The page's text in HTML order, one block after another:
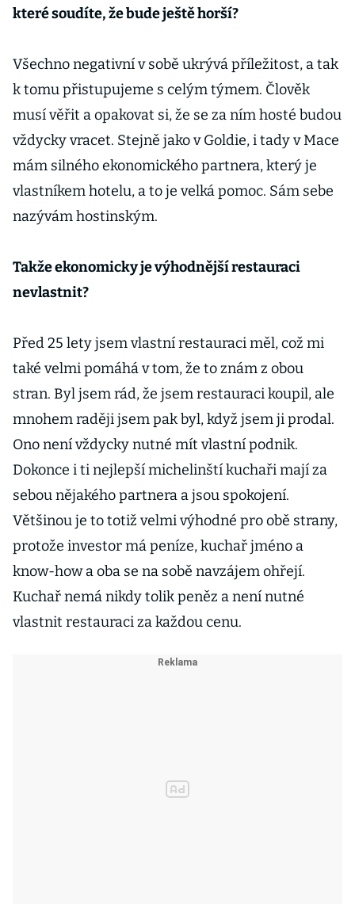
které soudíte, že bude ještě horší?
Všechno negativní v sobě ukrývá příležitost, a tak
k tomu přistupujeme s celým týmem. Člověk
musí věřit a opakovat si, že se za ním hosté budou
vždycky vracet. Stejně jako v Goldie, i tady v Mace
mám silného ekonomického partnera, který je
vlastníkem hotelu, a to je velká pomoc. Sám sebe
nazývám hostinským.
Takže ekonomicky je výhodnější restauraci
nevlastnit?
Před 25 lety jsem vlastní restauraci měl, což mi
také velmi pomáhá v tom, že to znám z obou
stran. Byl jsem rád, že jsem restauraci koupil, ale
mnohem raději jsem pak byl, když jsem ji prodal.
Ono není vždycky nutné mít vlastní podnik.
Dokonce i ti nejlepší michelinští kuchaři mají za
sebou nějakého partnera a jsou spokojení.
Většinou je to totiž velmi výhodné pro obě strany,
protože investor má peníze, kuchař jméno a
know-how a oba se na sobě navzájem ohřejí.
Kuchař nemá nikdy tolik peněz a není nutné
vlastnit restauraci za každou cenu.